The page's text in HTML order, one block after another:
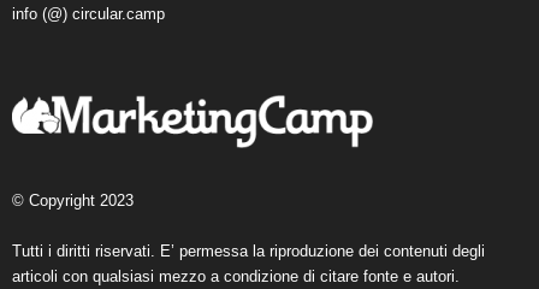
info (@) circular.camp
© Copyright 2023
Tutti i diritti riservati. E’ permessa la riproduzione dei contenuti degli
articoli con qualsiasi mezzo a condizione di citare fonte e autori.